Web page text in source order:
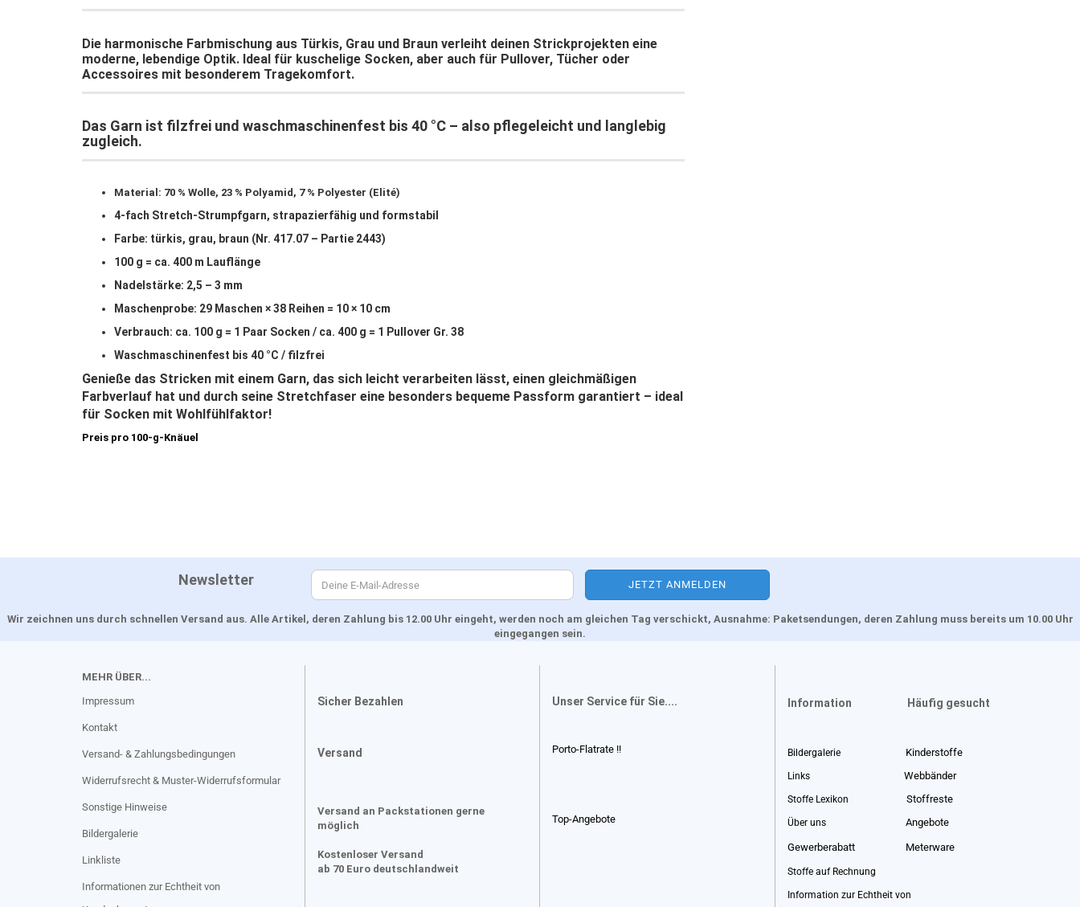
Die harmonische Farbmischung aus Türkis, Grau und Braun verleiht deinen Strickprojekten eine
moderne, lebendige Optik. Ideal für kuschelige Socken, aber auch für Pullover, Tücher oder
Accessoires mit besonderem Tragekomfort.
Das Garn ist filzfrei und waschmaschinenfest bis 40 °C – also pflegeleicht und langlebig
zugleich.
Material: 70 % Wolle, 23 % Polyamid, 7 % Polyester (Elité)
4-fach Stretch-Strumpfgarn, strapazierfähig und formstabil
Farbe: türkis, grau, braun (Nr. 417.07 – Partie 2443)
100 g = ca. 400 m Lauflänge
Nadelstärke: 2,5 – 3 mm
Maschenprobe: 29 Maschen × 38 Reihen = 10 × 10 cm
Verbrauch: ca. 100 g = 1 Paar Socken / ca. 400 g = 1 Pullover Gr. 38
Waschmaschinenfest bis 40 °C / filzfrei
Genieße das Stricken mit einem Garn, das sich leicht verarbeiten lässt, einen gleichmäßigen
Farbverlauf hat und durch seine Stretchfaser eine besonders bequeme Passform garantiert – ideal
für Socken mit Wohlfühlfaktor!
Preis pro 100-g-Knäuel
Newsletter
Wir zeichnen uns durch schnellen Versand aus. Alle Artikel, deren Zahlung bis 12.00 Uhr eingeht, werden noch am gleichen Tag verschickt, Ausnahme: Paketsendungen, deren Zahlung muss bereits um 10.00 Uhr
eingegangen sein.
MEHR ÜBER...
Impressum
Kontakt
Versand- & Zahlungsbedingungen
Widerrufsrecht & Muster-Widerrufsformular
Sonstige Hinweise
Bildergalerie
Linkliste
Informationen zur Echtheit von
Sicher Bezahlen
Versand
Versand an Packstationen gerne
möglich
Kostenloser Versand
ab 70 Euro deutschlandweit
Unser Service für Sie....
Porto-Flatrate !!
Top-Angebote
Information Häufig gesucht
Bildergalerie Kinderstoffe
Links Webbänder
Stoffe Lexikon Stoffreste
Über uns Angebote
Gewerberabatt Meterware
Stoffe auf Rechnung
Information zur Echtheit von